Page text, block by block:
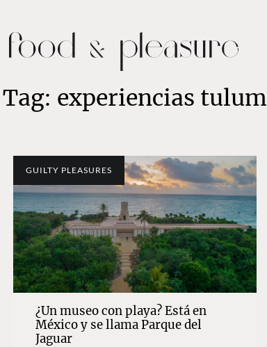
Tag: experiencias tulum
GUILTY PLEASURES
¿Un museo con playa? Está en
México y se llama Parque del
Jaguar